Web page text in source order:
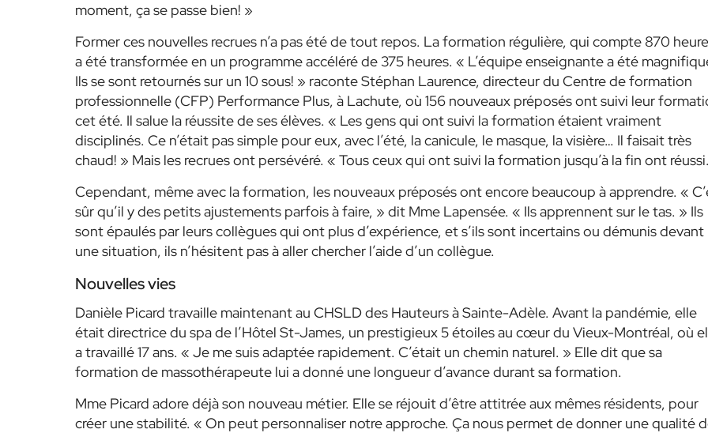
moment, ça se passe bien! »
Former ces nouvelles recrues n’a pas été de tout repos. La formation régulière, qui compte 870
a été transformée en un programme accéléré de 375 heures. « L’équipe enseignante a été
Ils se sont retournés sur un 10 sous! » raconte Stéphan Laurence, directeur du Centre de formation
professionnelle (CFP) Performance Plus, à Lachute, où 156 nouveaux préposés ont suivi leur
cet été. Il salue la réussite de ses élèves. « Les gens qui ont suivi la formation étaient vraiment
disciplinés. Ce n’était pas simple pour eux, avec l’été, la canicule, le masque, la visière… Il faisait très
chaud! » Mais les recrues ont persévéré. « Tous ceux qui ont suivi la formation jusqu’à la fin ont
Cependant, même avec la formation, les nouveaux préposés ont encore beaucoup à apprendre. «
sûr qu’il y des petits ajustements parfois à faire, » dit Mme Lapensée. « Ils apprennent sur le tas. » Ils
sont épaulés par leurs collègues qui ont plus d’expérience, et s’ils sont incertains ou démunis devant
une situation, ils n’hésitent pas à aller chercher l’aide d’un collègue.
Nouvelles vies
Danièle Picard travaille maintenant au CHSLD des Hauteurs à Sainte-Adèle. Avant la pandémie, elle
était directrice du spa de l’Hôtel St-James, un prestigieux 5 étoiles au cœur du Vieux-Montréal, où
a travaillé 17 ans. « Je me suis adaptée rapidement. C’était un chemin naturel. » Elle dit que sa
formation de massothérapeute lui a donné une longueur d’avance durant sa formation.
Mme Picard adore déjà son nouveau métier. Elle se réjouit d’être attitrée aux mêmes résidents, pour
créer une stabilité. « On peut personnaliser notre approche. Ça nous permet de donner une qualité